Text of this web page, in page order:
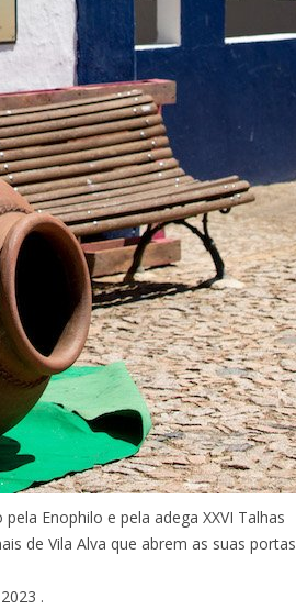
Enophilo e pela adega XXVI Talhas
de Vila Alva que abrem as suas portas
.